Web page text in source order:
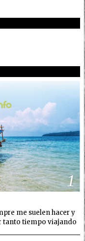
1
me suelen hacer y
tanto tiempo viajando
2